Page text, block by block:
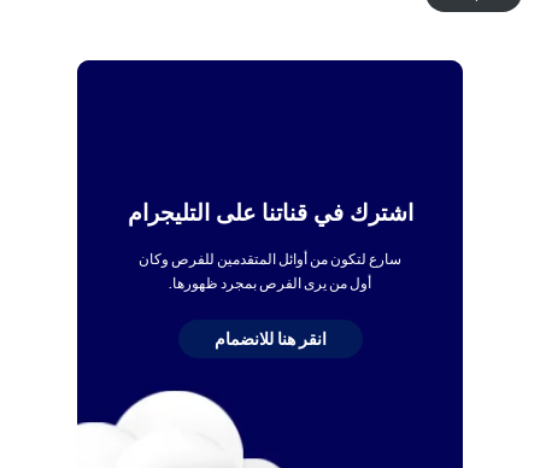
اشترك في قناتنا على التليجرام
سارع لتكون من أوائل المتقدمين للفرص وكان
أول من يرى الفرص بمجرد ظهورها.
انقر هنا للانضمام